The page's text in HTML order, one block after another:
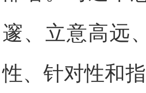
邃、立意高远
性、针对性和